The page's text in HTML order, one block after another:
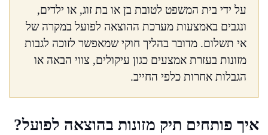
על ידי בית המשפט לטובת בן או בת זוג, או ילדים,
ונגבים באמצעות מערכת ההוצאה לפועל במקרה של
אי תשלום. מדובר בהליך חוקי שמאפשר לזוכה לגבות
מזונות בעזרת אמצעים כגון עיקולים, צווי הבאה או
הגבלות אחרות כלפי החייב.
איך פותחים תיק מזונות בהוצאה לפועל?